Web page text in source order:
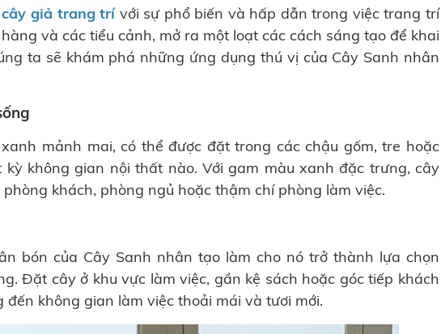
cây giả trang trívới sự phổ biến và hấp dẫn trong việc trang trí
và các tiểu cảnh, mở ra một loạt các cách sáng tạo để khai
ta sẽ khám phá những ứng dụng thú vị của Cây Sanh nhân
mảnh mai, có thể được đặt trong các chậu gốm, tre hoặc
không gian nội thất nào. Với gam màu xanh đặc trưng, cây
khách, phòng ngủ hoặc thậm chí phòng làm việc.
bón của Cây Sanh nhân tạo làm cho nó trở thành lựa chọn
Đặt cây ở khu vực làm việc, gần kệ sách hoặc góc tiếp khách
không gian làm việc thoải mái và tươi mới.